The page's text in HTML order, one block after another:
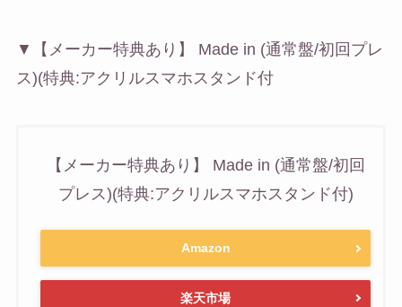
▼【メーカー特典あり】 Made in (通常盤/初回プレ
ス)(特典:アクリルスマホスタンド付
【メーカー特典あり】 Made in (通常盤/初回
プレス)(特典:アクリルスマホスタンド付)
Amazon
楽天市場